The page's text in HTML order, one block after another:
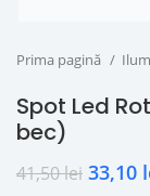
Prima pagină
Spot Led
bec)
41,50lei 33,10